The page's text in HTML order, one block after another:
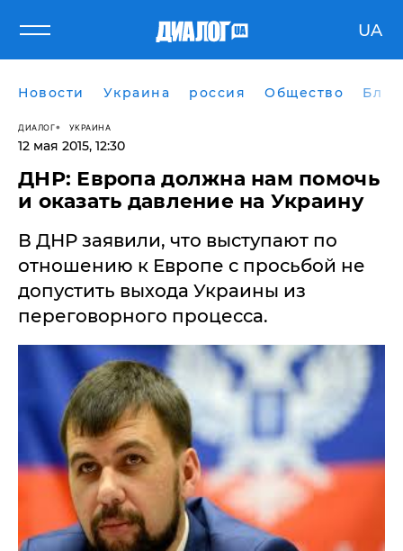
UA
Новости Украина россия Общество
ДИАЛОГ УКРАИНА
12 мая 2015, 12:30
ДНР: Европа должна нам помочь
и оказать давление на Украину
В ДНР заявили, что выступают по
отношению к Европе с просьбой не
допустить выхода Украины из
переговорного процесса.